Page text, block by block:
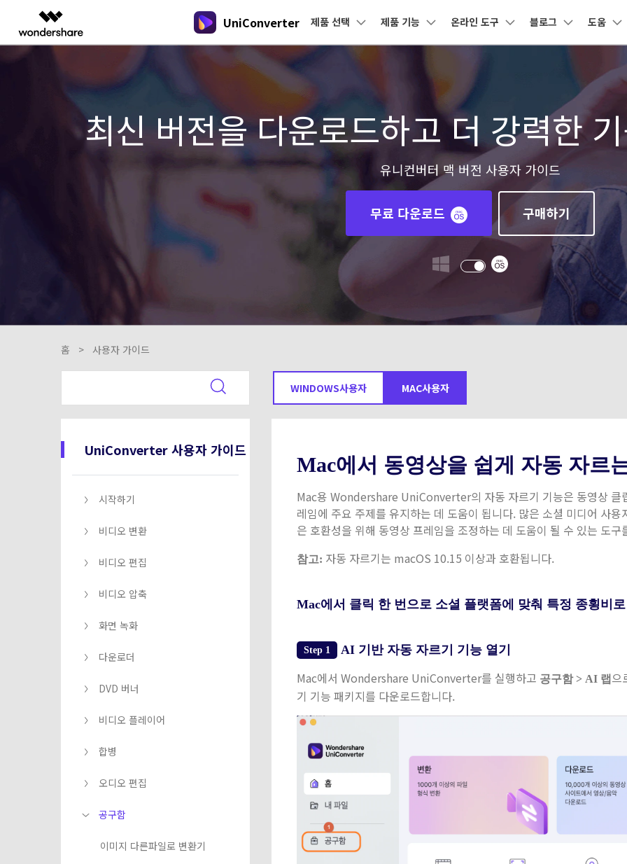
주요 제품
AIGC 크리에이티비티
동영상 크리에이티비티
쉽고 재미있는 영상 편집
마인드맵 및 다이어그램 제품
EdrawMax
순서도 프로그램
EdrawMind
마인드맵 프로그램
PDFelement
PDF 제작 및 편집
도큐먼트 클라우드
클라우드 기반 파일 관리
PDFelement Online
무료 온라인 PDF 도구
HiPDF
무료 올인원 온라인 PDF 도구
유틸리
데이터 복
모바일 기
모든 제품 알아보기
비즈니스
개요
교육
파트너
솔루션
PDF 솔루션
PDFelement
마인드맵 및 다이어그램
EdrawMind
EdrawMax
동영상 크리에이티
Filmora
UniConverter
DemoCreator
회사 소개
원더쉐어의 스토리
채용 정보
문의하기
뉴스룸 플랜 및 가격
UniConverter 제품 선택
올인원 미디어 툴박스
유니컨버터-윈도우 버전 유니컨버터-맥 버전
무료 다운로드
제품 기능
하게 변환하세요.
New
동영상 변환
업그레이드된 뛰어난 지능형 변환 프로
그램을 경험해 보세요.
Hot
AI 영상 보정 >
AI 이미지 보정 >
워터마크 제거 >
AI 자막 생성 >
텍스트 음성 변환 >
영상 배경 바꾸기 >
AI 영상 요약 >
사진 배경 제거 >
보컬 리무버 >
음성 변조 >
온라인 도구
온라인 오디오 편집기
오디오 변환
New
Hot
온라인 영상 편집기
동영상 변환
동영상 압축
동영상 보정
동영상 음원 추출
오디오 변환
모두 온라인 기능 확인 >
무료 다운로드
블로그
DVD / CD 사용자
DVD 변환
New
크리에이티브 디자인
DVD / CD
사용자
DVD 변환
DVD 굽기
DVD 사용팁
CD 솔루션
VOB 솔루션
소셜 미디어
사용자
유튜브 동영상
네이버 & 트위
터 동영상
크리에
디자인
동영상
동영상
자막 편집
GIF 움
도움
Wondershare UniConverter를 어떻게 사
용하나요?
아래의 단계별 가이드를 알아보세요.
고객센터
UniConverter 사용에 필요한 모든 정보 및
문제 해결.
기술
지원되는
새로운 정보
UniConverter 각 버전의 최신 업데이트 정보
를 알아보세요.
무료 다운로드
최신 버전을 다운로드하고 더 강력한
유니컨버터 맥 버전 사용자 가이드
무료 다운로드 구매하기
홈 > 사용자 가이드
WINDOWS사용자 MAC사용자
UniConverter 사용자 가이드
시작하기
비디오 변환
비디오 편집
비디오 압축
화면 녹화
다운로더
DVD 버너
비디오 플레이어
합병
오디오 편집
공구함
이미지 다른파일로 변환기
Mac에서 동영상을 쉽게 자동 자르
Mac용 Wondershare UniConverter의 자동 자르기 기능은 동영상 클
레임에 주요 주제를 유지하는 데 도움이 됩니다. 많은 소셜 미디어 사
은 호환성을 위해 동영상 프레임을 조정하는 데 도움이 될 수 있는 도구
참고: 자동 자르기는 macOS 10.15 이상과 호환됩니다.
Mac에서 클릭 한 번으로 소셜 플랫폼에 맞춰 특정 종횡비
Step 1 AI 기반 자동 자르기 기능 열기
Mac에서 Wondershare UniConverter를 실행하고 공구함 > AI 랩 으
기 기능 패키지를 다운로드합니다.